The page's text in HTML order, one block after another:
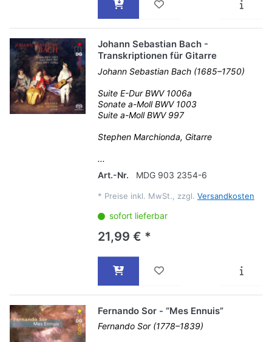
Johann Sebastian Bach -
Transkriptionen für Gitarre
Johann Sebastian Bach (1685–1750)
Suite E-Dur BWV 1006a
Sonate a-Moll BWV 1003
Suite a-Moll BWV 997
Stephen Marchionda, Gitarre
...
Art.-Nr.
MDG 903 2354-6
* Preise inkl. MwSt., zzgl. Versandkosten
sofort lieferbar
21,99 € *
Fernando Sor - “Mes Ennuis”
Fernando Sor (1778–1839)